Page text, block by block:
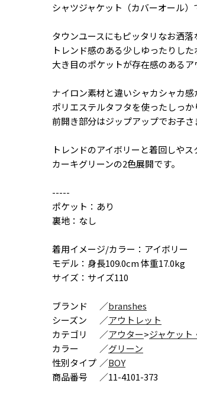
シャツジャケット（カバーオール）
タウンユースにもピッタリなお洒落
トレンド感のある少しゆったりし
大き目のポケットが存在感のあるア
ナイロン素材と違いシャカシャカ
ポリエステルタフタを使ったしっ
前開き部分はジップアップでお子
トレンドのアイボリーと着回しや
カーキグリーンの2色展開です。
-----
ポケット：あり
裏地：なし
着用イメージ/カラー：アイボリー
モデル：身長109.0cm 体重17.0kg
サイズ：サイズ110
ブランド ／branshes
シーズン
／アウトレット
カテゴリ
／アウター>ジャケット
カラー
／グリーン
性別タイプ ／BOY
商品番号
／11-4101-373